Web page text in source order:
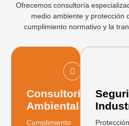
Ofrecemos consultoría
medio ambiente y protección
cumplimiento normativo y la
Consultoría
Ambiental
Cumplimiento Protección